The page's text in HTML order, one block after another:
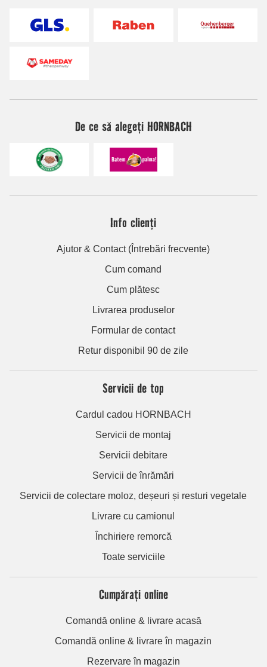
De ce să alegeți HORNBACH
Info clienți
Ajutor & Contact (Întrebări frecvente)
Cum comand
Cum plătesc
Livrarea produselor
Formular de contact
Retur disponibil 90 de zile
Servicii de top
Cardul cadou HORNBACH
Servicii de montaj
Servicii debitare
Servicii de înrămări
Servicii de colectare moloz, deșeuri și resturi vegetale
Livrare cu camionul
Închiriere remorcă
Toate serviciile
Cumpărați online
Comandă online & livrare acasă
Comandă online & livrare în magazin
Rezervare în magazin